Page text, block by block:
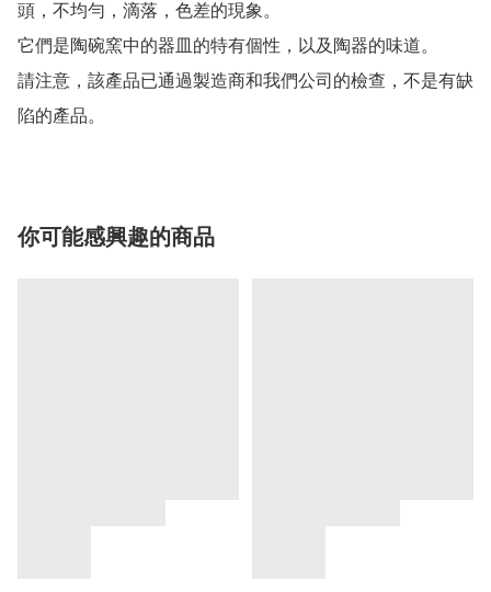
頭，不均勻，滴落，色差的現象。
它們是陶碗窯中的器皿的特有個性，以及陶器的味道。
請注意，該產品已通過製造商和我們公司的檢查，不是有缺
陷的產品。
你可能感興趣的商品